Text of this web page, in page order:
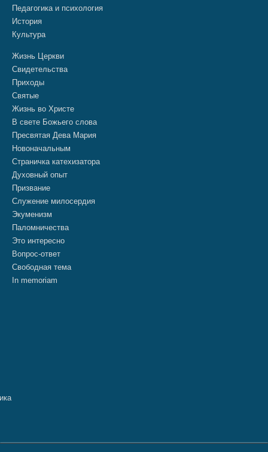
Педагогика и психология
История
Культура
Жизнь Церкви
Свидетельства
Приходы
Святые
Жизнь во Христе
В свете Божьего слова
Пресвятая Дева Мария
Новоначальным
Страничка катехизатора
Духовный опыт
Призвание
Служение милосердия
Экуменизм
Паломничества
Это интересно
Вопрос-ответ
Свободная тема
In memoriam